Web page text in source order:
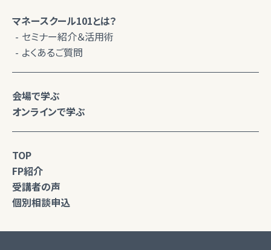
マネースクール101とは？
セミナー紹介＆活用術
よくあるご質問
会場で学ぶ
オンラインで学ぶ
TOP
FP紹介
受講者の声
個別相談申込